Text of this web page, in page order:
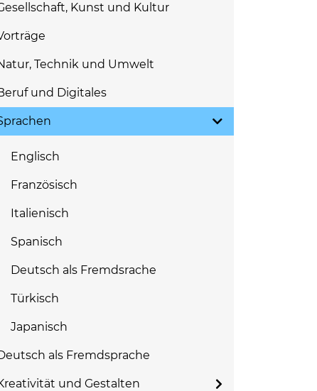
Kunst und Kultur
Technik und Umwelt
und Digitales
Englisch
Französisch
Italienisch
Spanisch
Deutsch als Fremdsrache
Türkisch
Japanisch
als Fremdsprache
und Gestalten